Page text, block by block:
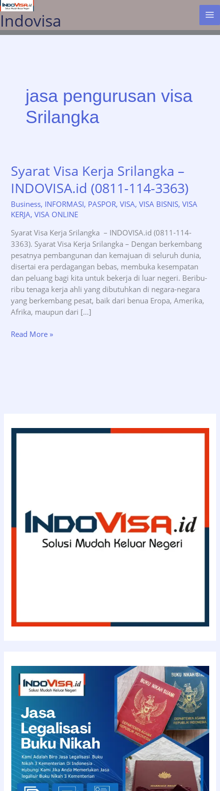
Lewati
ke
konten
Indovisa
jasa pengurusan visa
Srilangka
Syarat Visa Kerja Srilangka –
INDOVISA.id (0811-114-3363)
Business, INFORMASI, PASPOR,VISA,VISA BISNIS,VISA
KERJA,VISA ONLINE
Syarat Visa Kerja Srilangka – INDOVISA.id (0811-114-
3363). Syarat Visa Kerja Srilangka – Dengan berkembang
pesatnya pembangunan dan kemajuan di seluruh dunia,
disertai era perdagangan bebas, membuka kesempatan
dan peluang bagi kita untuk bekerja di luar negeri. Beribu-
ribu tenaga kerja ahli yang dibutuhkan di negara-negara
yang berkembang pesat, baik dari benua Eropa, Amerika,
Afrika, maupun dari […]
Syarat
Read More »